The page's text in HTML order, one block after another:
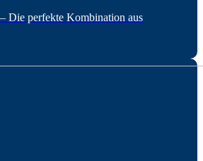
Die perfekte Kombination aus